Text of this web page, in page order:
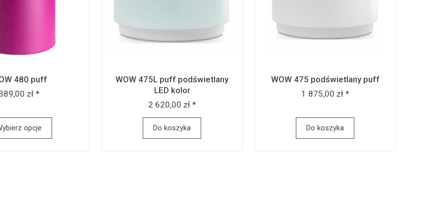
480 puff
zł *
opcje
WOW 475L puff podświetlany
LED kolor
2 620,00 zł *
Do koszyka
WOW 475 podświetlany puff
1 875,00 zł *
Do koszyka